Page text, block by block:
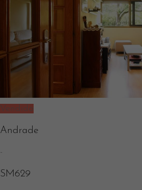
Vendido
Andrade
-
SM629